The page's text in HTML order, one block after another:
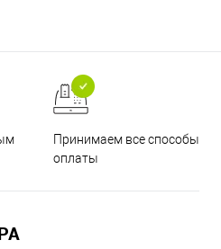
Принимаем все способы
оплаты